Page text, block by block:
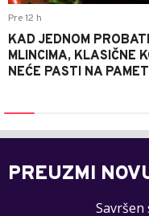
Pre 12 h
KAD JEDNOM
MLINCIMA, KLASIČNE
NEĆE PASTI NA PAMET
PREUZMI
Savršen